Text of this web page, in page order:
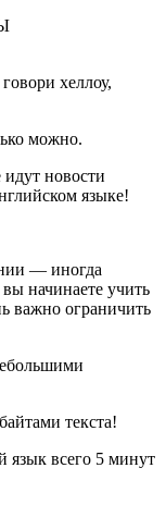
хеллоу,
можно.
идут новости
языке!
— иногда
вы начинаете учить
важно ограничить
текста!
язык всего 5 минут